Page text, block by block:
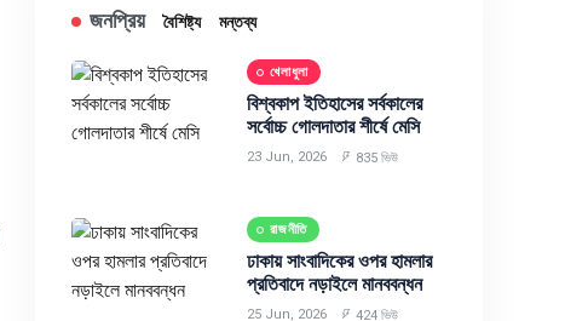
জনপ্রিয় বৈশিষ্ট্য মন্তব্য
খেলাধুলা
বিশ্বকাপ ইতিহাসের সর্বকালের
সর্বোচ্চ গোলদাতার শীর্ষে মেসি
23 Jun, 2026 835 ভিউ
রাজনীতি
ঢাকায় সাংবাদিকের ওপর হামলার
প্রতিবাদে নড়াইলে মানববন্ধন
25 Jun, 2026 424 ভিউ